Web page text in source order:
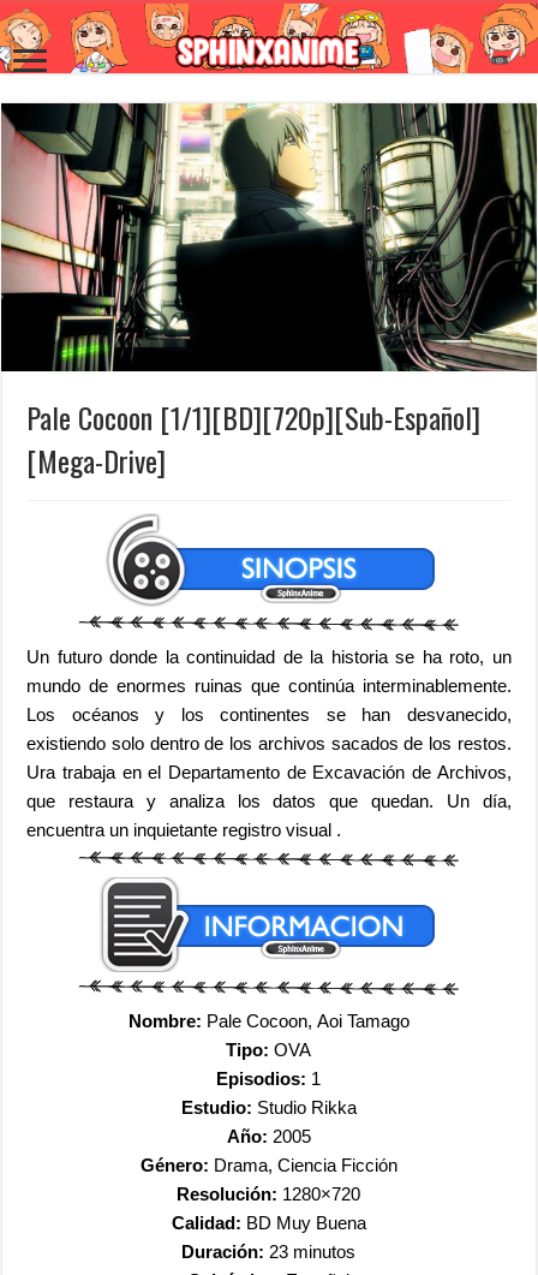
Pale Cocoon [1/1][BD][720p][Sub-Español]
[Mega-Drive]
Un futuro donde la continuidad de la historia se ha roto, un
mundo de enormes ruinas que continúa interminablemente.
Los océanos y los continentes se han desvanecido,
existiendo solo dentro de los archivos sacados de los restos.
Ura trabaja en el Departamento de Excavación de Archivos,
que restaura y analiza los datos que quedan. Un día,
encuentra un inquietante registro visual .
Nombre: Pale Cocoon, Aoi Tamago
Tipo: OVA
Episodios: 1
Estudio: Studio Rikka
Año: 2005
Género: Drama, Ciencia Ficción
Resolución: 1280×720
Calidad: BD Muy Buena
Duración: 23 minutos